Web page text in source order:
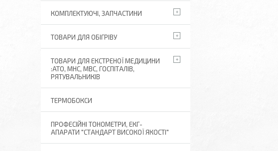
КОМПЛЕКТУЮЧІ, ЗАПЧАСТИНИ
ТОВАРИ ДЛЯ ОБІГРІВУ
ТОВАРИ ДЛЯ ЕКСТРЕНОЇ МЕДИЦИНИ
:АТО, МНС, МВС, ГОСПІТАЛІВ,
РЯТУВАЛЬНИКІВ
ТЕРМОБОКСИ
ПРОФЕСІЙНІ ТОНОМЕТРИ, ЕКГ-
АПАРАТИ "СТАНДАРТ ВИСОКОЇ ЯКОСТІ"